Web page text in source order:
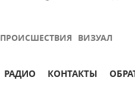
ПРОИСШЕСТВИЯ ВИЗУАЛ
РАДИО КОНТАКТЫ